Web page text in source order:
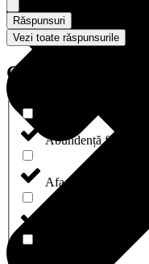
Răspunsuri
Vezi toate răspunsurile
Categorii
Abundență financiară
Afaceri și carieră